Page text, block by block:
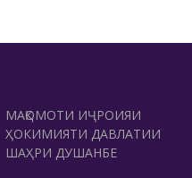
МАҚОМОТИ ИҶРОИЯИ
ҲОКИМИЯТИ ДАВЛАТИИ
ШАҲРИ ДУШАНБЕ